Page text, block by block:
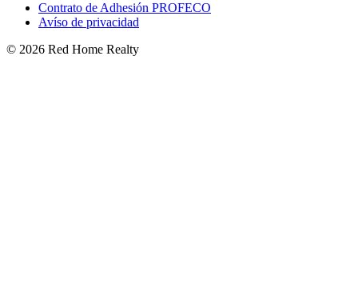
Contrato de Adhesión PROFECO
Avíso de privacidad
© 2026 Red Home Realty